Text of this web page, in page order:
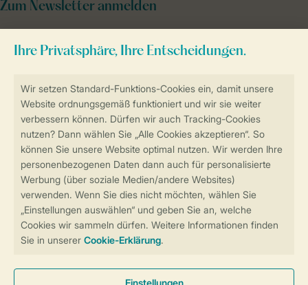
Sicherstellung Deiner Privatsphäre
Sicher und schnell zur Online-Buchung
Sichere Datenübertragung
Sicheres Bezahlen
Zum Newsletter anmelden